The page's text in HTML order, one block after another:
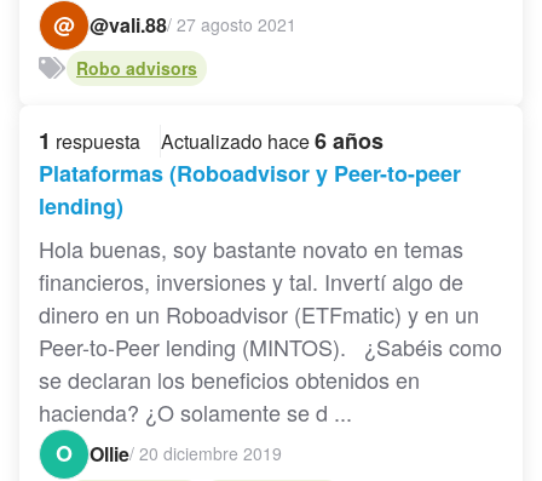
@ @vali.88/ 27 agosto 2021
Robo advisors
1 respuesta Actualizado hace6 años
Plataformas (Roboadvisor y Peer-to-peer
lending)
Hola buenas, soy bastante novato en temas
financieros, inversiones y tal. Invertí algo de
dinero en un Roboadvisor (ETFmatic) y en un
Peer-to-Peer lending (MINTOS). ¿Sabéis como
se declaran los beneficios obtenidos en
hacienda? ¿O solamente se d ...
O
Ollie/ 20 diciembre 2019